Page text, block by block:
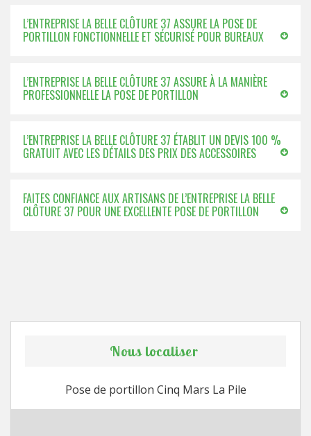
L’ENTREPRISE LA BELLE CLÔTURE 37 ASSURE LA POSE DE
PORTILLON FONCTIONNELLE ET SÉCURISÉ POUR BUREAUX
L’ENTREPRISE LA BELLE CLÔTURE 37 ASSURE À LA MANIÈRE
PROFESSIONNELLE LA POSE DE PORTILLON
L’ENTREPRISE LA BELLE CLÔTURE 37 ÉTABLIT UN DEVIS 100 %
GRATUIT AVEC LES DÉTAILS DES PRIX DES ACCESSOIRES
FAITES CONFIANCE AUX ARTISANS DE L’ENTREPRISE LA BELLE
CLÔTURE 37 POUR UNE EXCELLENTE POSE DE PORTILLON
Nous localiser
Pose de portillon Cinq Mars La Pile